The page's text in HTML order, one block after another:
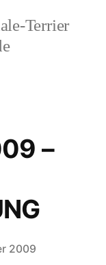
Terrier
–
2009